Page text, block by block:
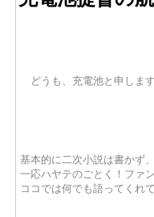
どうも、充電池と申します
基本的に二次小説は書かず
一応ハヤテのごとく！ファ
ココでは何でも語ってくれ